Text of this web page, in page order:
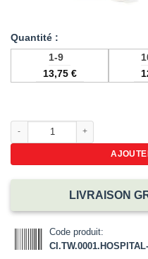
1-9
13,75 €
quantité de Bracelets thermiques
LIVRAISON
Code produit: